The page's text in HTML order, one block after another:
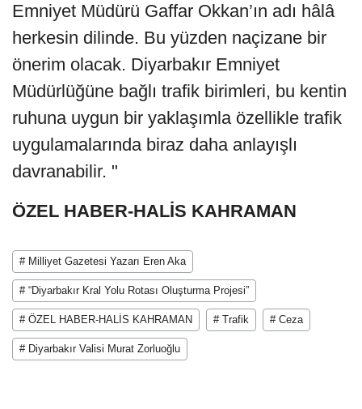
Emniyet Müdürü Gaffar Okkan’ın adı hâlâ
herkesin dilinde. Bu yüzden naçizane bir
önerim olacak. Diyarbakır Emniyet
Müdürlüğüne bağlı trafik birimleri, bu kentin
ruhuna uygun bir yaklaşımla özellikle trafik
uygulamalarında biraz daha anlayışlı
davranabilir. "
ÖZEL HABER-HALİS KAHRAMAN
# Milliyet Gazetesi Yazarı Eren Aka
# “Diyarbakır Kral Yolu Rotası Oluşturma Projesi”
# ÖZEL HABER-HALİS KAHRAMAN # Trafik # Ceza
# Diyarbakır Valisi Murat Zorluoğlu